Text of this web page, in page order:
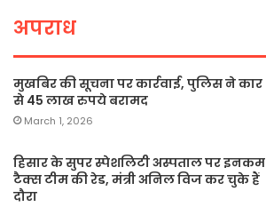
अपराध
मुखबिर की सूचना पर कार्रवाई, पुलिस ने कार
से 45 लाख रुपये बरामद
March 1, 2026
हिसार के सुपर स्पेशलिटी अस्पताल पर इनकम
टैक्स टीम की रेड, मंत्री अनिल विज कर चुके हैं
दौरा